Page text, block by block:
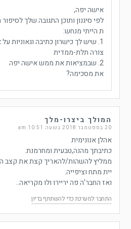
אישה יפה,
לפי סיגנון ותוכן התגובה שלך
ת הייתי מנחש:
1. שיש לך כישרון כתיבה וגאוניות
צורה תלת-ממדית
2. שבמציאות את ממש אישה יפה
את מסכימה?
המולך ביצרו-מלך
20 בספטמבר 2018 בשעה 10:51 am
אהלן אנונימית
כתיבתך מהנה,טבעית ומחרמנת.
ממליץ להשהות/להאריך קצת את קצב
יית מתח וציפייה.
ואז החבר’ה פה יריירו ולו מקריאה..
התחבר למערכת כדי להשתתף בדיון